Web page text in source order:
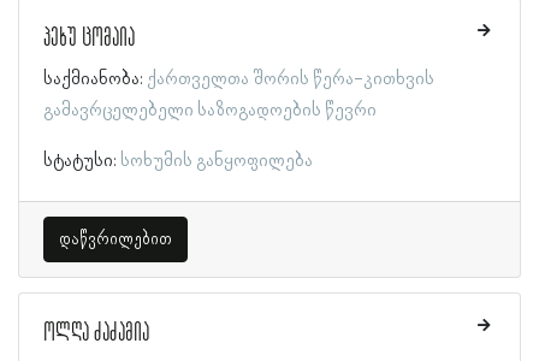
პეხუ ცომაია
საქმიანობა: ქართველთა შორის წერა-კითხვის
გამავრცელებელი საზოგადოების წევრი
სტატუსი: სოხუმის განყოფილება
დაწვრილებით
ოლღა ძაძამია